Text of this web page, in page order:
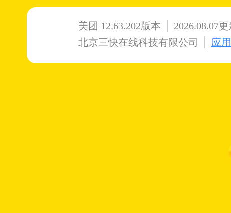
美团 12.63.202版本
2026.08.07
北京三快在线科技有限公司
应